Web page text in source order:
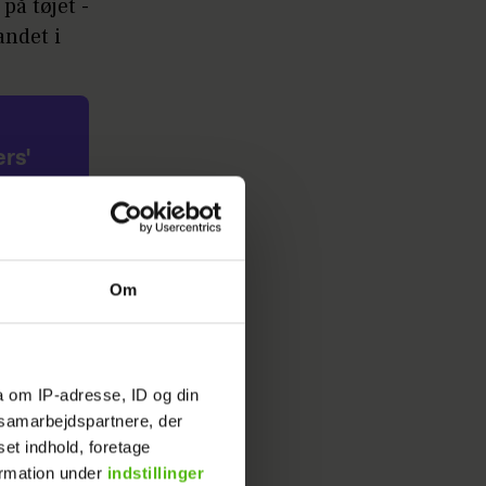
Om
om IP-adresse, ID og din
der
indhold, foretage
under indstillinger
tøjet -
i